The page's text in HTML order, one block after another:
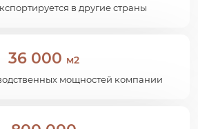
в другие страны
36 000 м2
мощностей компании